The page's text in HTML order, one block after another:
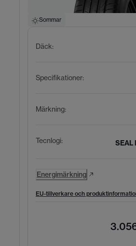
Sommar
Däck:
Specifikationer:
Märkning:
Tecnlogi: SEAL
Energimärkning
EU-tillverkare och